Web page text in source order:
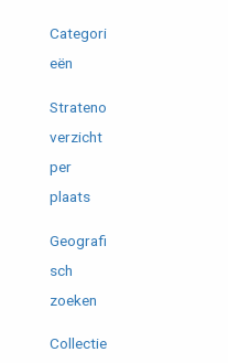
Categori
eën
Strateno
verzicht
per
plaats
Geografi
sch
zoeken
Collectie